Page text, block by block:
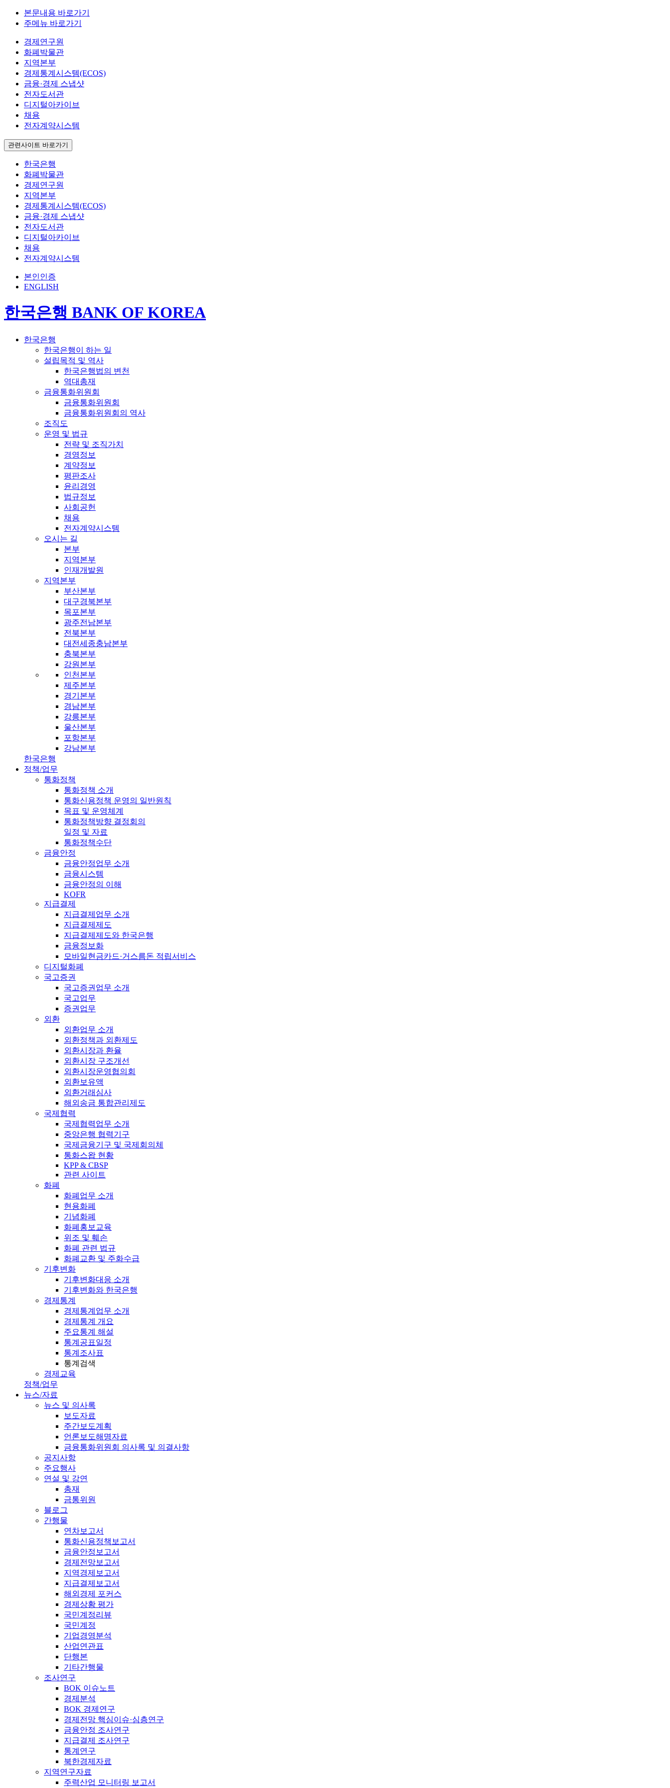
본문내용 바로가기
주메뉴 바로가기
경제연구원
화폐박물관
지역본부
경제통계시스템(ECOS)
금융·경제 스냅샷
전자도서관
디지털아카이브
채용
전자계약시스템
관련사이트 바로가기
한국은행
화폐박물관
경제연구원
지역본부
경제통계시스템(ECOS)
금융·경제 스냅샷
전자도서관
디지털아카이브
채용
전자계약시스템
본인인증
ENGLISH
한국은행 BANK OF KOREA
한국은행
한국은행이 하는 일
설립목적 및 역사
한국은행법의 변천
역대총재
금융통화위원회
금융통화위원회
금융통화위원회의 역사
조직도
운영 및 법규
전략 및 조직가치
경영정보
계약정보
평판조사
윤리경영
법규정보
사회공헌
채용
전자계약시스템
오시는 길
본부
지역본부
인재개발원
지역본부
부산본부
대구경북본부
목포본부
광주전남본부
전북본부
대전세종충남본부
충북본부
강원본부
인천본부
제주본부
경기본부
경남본부
강릉본부
울산본부
포항본부
강남본부
한국은행
정책/업무
통화정책
통화정책 소개
통화신용정책 운영의 일반원칙
목표 및 운영체계
통화정책방향 결정회의
일정 및 자료
통화정책수단
금융안정
금융안정업무 소개
금융시스템
금융안정의 이해
KOFR
지급결제
지급결제업무 소개
지급결제제도
지급결제제도와 한국은행
금융정보화
모바일현금카드·거스름돈 적립서비스
디지털화폐
국고증권
국고증권업무 소개
국고업무
증권업무
외환
외환업무 소개
외환정책과 외환제도
외환시장과 환율
외환시장 구조개선
외환시장운영협의회
외환보유액
외환거래심사
해외송금 통합관리제도
국제협력
국제협력업무 소개
중앙은행 협력기구
국제금융기구 및 국제회의체
통화스왑 현황
KPP & CBSP
관련 사이트
화폐
화폐업무 소개
현용화폐
기념화폐
화폐홍보교육
위조 및 훼손
화폐 관련 법규
화폐교환 및 주화수급
기후변화
기후변화대응 소개
기후변화와 한국은행
경제통계
경제통계업무 소개
경제통계 개요
주요통계 해설
통계공표일정
통계조사표
통계검색
경제교육
정책/업무
뉴스/자료
뉴스 및 의사록
보도자료
주간보도계획
언론보도해명자료
금융통화위원회 의사록 및 의결사항
공지사항
주요행사
연설 및 강연
총재
금통위원
블로그
간행물
연차보고서
통화신용정책보고서
금융안정보고서
경제전망보고서
지역경제보고서
지급결제보고서
해외경제 포커스
경제상황 평가
국민계정리뷰
국민계정
기업경영분석
산업연관표
단행본
기타간행물
조사연구
BOK 이슈노트
경제분석
BOK 경제연구
경제전망 핵심이슈·심층연구
금융안정 조사연구
지급결제 조사연구
통계연구
북한경제자료
지역연구자료
주력산업 모니터링 보고서